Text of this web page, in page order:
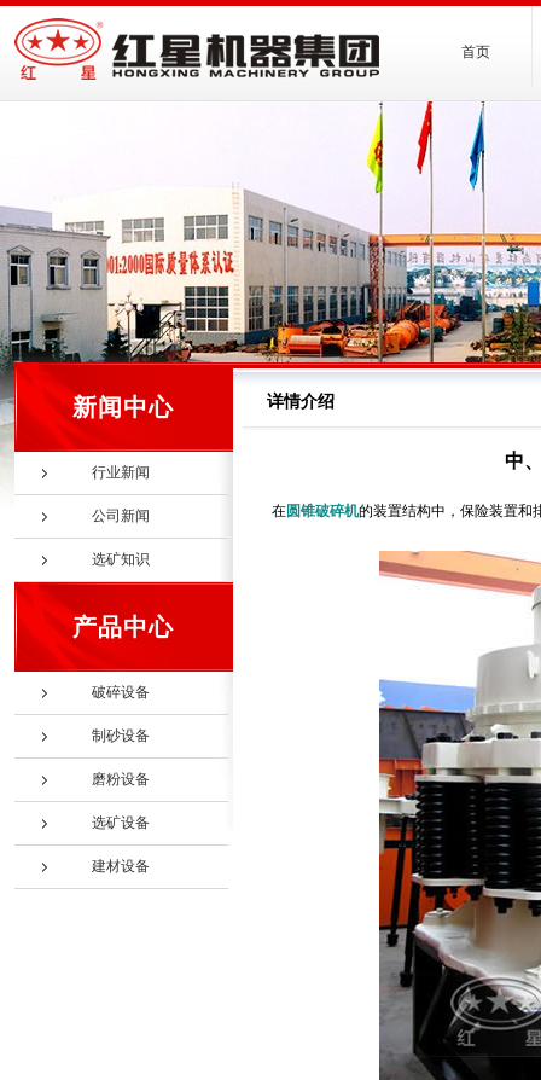
首页
新闻中心
行业新闻
公司新闻
选矿知识
产品中心
破碎设备
制砂设备
磨粉设备
选矿设备
建材设备
详情介绍
中
在圆锥破碎机的装置结构中，保险装置和